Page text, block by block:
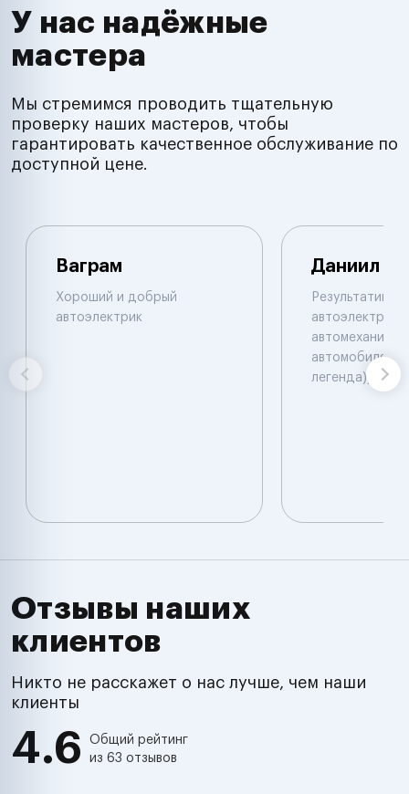
У нас надёжные
мастера
Мы стремимся проводить тщательную
проверку наших мастеров, чтобы
гарантировать качественное обслуживание по
доступной цене.
Ваграм
Хороший и добрый
автоэлектрик
Даниил
автоэлектрик и
автомеханик
автомобилям.
легенда))
Отзывы наших
клиентов
Никто не расскажет о нас лучше, чем наши
клиенты
4.6
Общий рейтинг
из 63 отзывов